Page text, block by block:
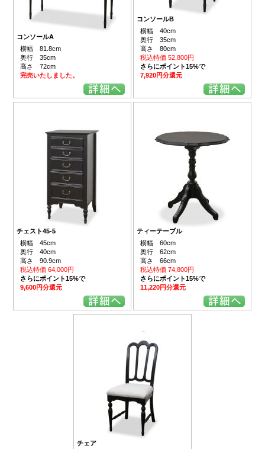
コンソールA
横幅 81.8cm
奥行 35cm
高さ 72cm
完売いたしました。
コンソールB
横幅 40cm
奥行 35cm
高さ 80cm
税込特価 52,800円
さらにポイント15%で
7,920円分還元
チェスト45-5
横幅 45cm
奥行 40cm
高さ 90.9cm
税込特価 64,000円
さらにポイント15%で
9,600円分還元
ティーテーブル
横幅 60cm
奥行 62cm
高さ 66cm
税込特価 74,800円
さらにポイント15%で
11,220円分還元
チェア